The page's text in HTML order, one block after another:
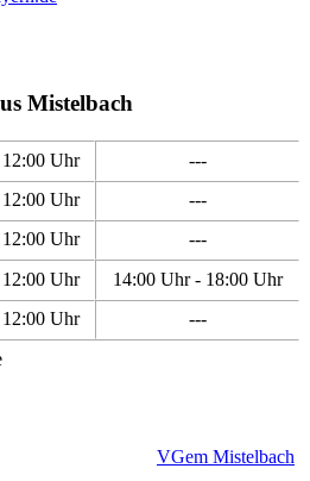
Mistelbach
Uhr
---
Uhr
---
Uhr
---
Uhr
14:00 Uhr - 18:00 Uhr
Uhr
---
VGem Mistelbach